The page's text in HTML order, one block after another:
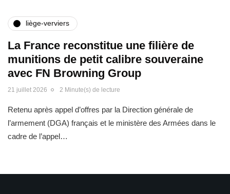
liège-verviers
La France reconstitue une filière de
munitions de petit calibre souveraine
avec FN Browning Group
21 juillet 2026 2 Minute(s) de lecture
Retenu après appel d’offres par la Direction générale de
l’armement (DGA) français et le ministère des Armées dans le
cadre de l’appel…